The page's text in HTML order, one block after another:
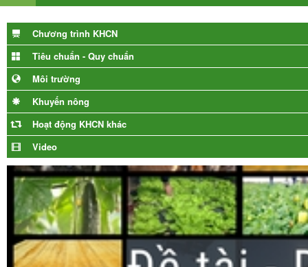
Chương trình KHCN
Tiêu chuẩn - Quy chuẩn
Môi trường
Khuyến nông
Hoạt động KHCN khác
Video